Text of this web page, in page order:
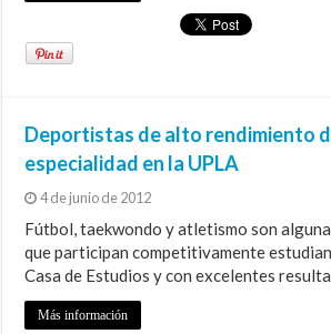
Deportistas de alto rendimiento
especialidad en la UPLA
4 de junio de 2012
Fútbol, taekwondo y atletismo son
que participan competitivamente
Casa de Estudios y con excelentes
Más información